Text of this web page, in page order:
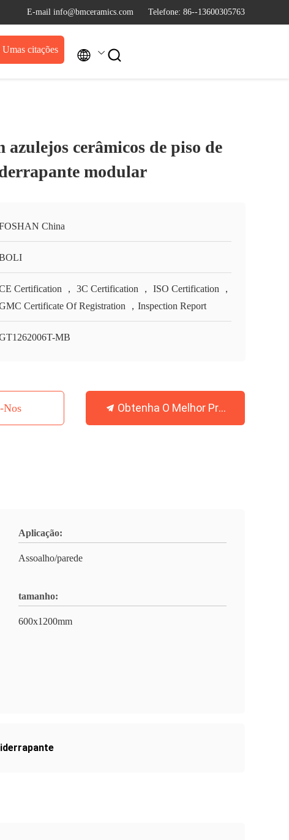
E-mail info@bmceramics.com Telefone: 86--13600305763
citações  
azulejos cerâmicos de piso de
modular
China
Certification ， 3C Certification ， ISO Certification ，
Certificate Of Registration ，Inspection Report
MB
Nos Obtenha O Melhor Preço
Aplicação:
Assoalho/parede
tamanho:
600x1200mm